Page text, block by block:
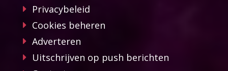
Privacybeleid
Cookies beheren
Adverteren
Uitschrijven op push berichten